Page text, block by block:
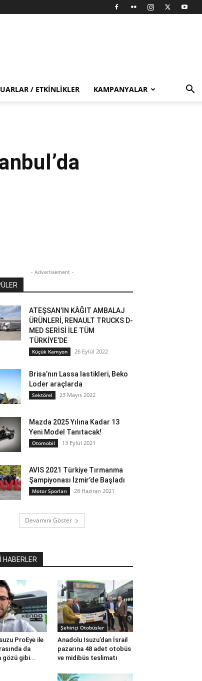
/ ETKINLIKLER KAMPANYALAR
- Advertisement -
ATEŞSAN’IN KÂĞIT AMBALAJ
ÜRÜNLERİ, RENAULT TRUCKS D-
MED SERİSİ İLE TÜM
TÜRKİYE’DE
Küçük Kamyon 26 Eylül 2022
Brisa’nın Lassa lastikleri, Beko
Loder araçlarda
Sektörel 23 Mayıs 2022
Mazda 2025 Yılına Kadar 13
Yeni Model Tanıtacak!
Otomobil 13 Eylül 2021
AVIS 2021 Türkiye Tırmanma
Şampiyonası İzmir’de Başladı
Motor Sporları 28 Haziran 2021
Devamını Göster
HABERLER
ProEye ile
da
gözü gibi...
Şehiriçi Otobüsler
Anadolu Isuzu’dan İsrail
pazarına 48 adet otobüs
ve midibüs teslimatı